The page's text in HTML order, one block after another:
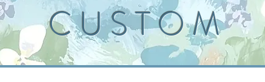
C U S T O M